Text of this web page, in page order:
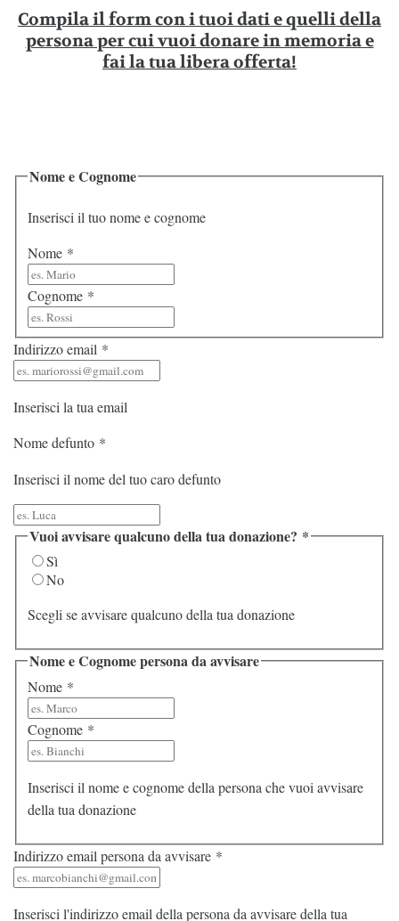
Compila il form con i tuoi dati e quelli della
persona per cui vuoi donare in memoria e
fai la tua libera offerta!
Nome e Cognome
Inserisci il tuo nome e cognome
Nome *
Cognome *
Indirizzo email *
Inserisci la tua email
Nome defunto *
Inserisci il nome del tuo caro defunto
Vuoi avvisare qualcuno della tua donazione? *
Sì
No
Scegli se avvisare qualcuno della tua donazione
Nome e Cognome persona da avvisare
Nome *
Cognome *
Inserisci il nome e cognome della persona che vuoi avvisare
della tua donazione
Indirizzo email persona da avvisare *
Inserisci l'indirizzo email della persona da avvisare della tua